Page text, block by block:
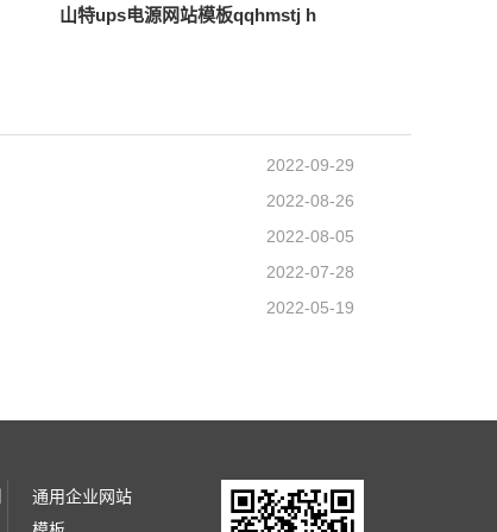
山特ups电源网站模板qqhmstj h
2022-09-29
2022-08-26
2022-08-05
2022-07-28
2022-05-19
通用企业网站